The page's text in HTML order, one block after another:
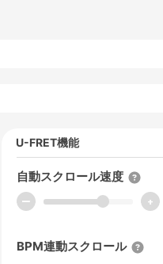
U-FRET機能
自動スクロール速度
ー +
BPM連動スクロール